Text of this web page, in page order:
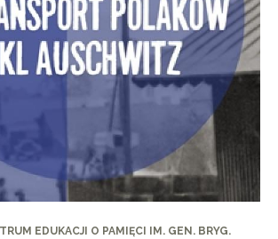
EDUKACJI O PAMIĘCI IM. GEN. BRYG.